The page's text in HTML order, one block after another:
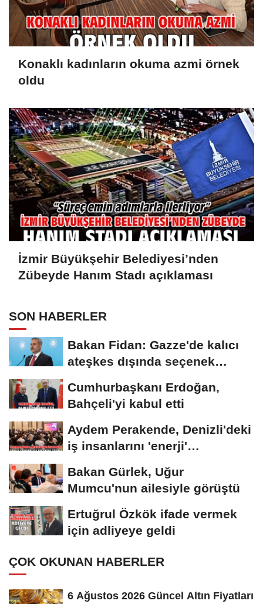
Konaklı kadınların okuma azmi örnek
oldu
İzmir Büyükşehir Belediyesi’nden
Zübeyde Hanım Stadı açıklaması
SON HABERLER
Bakan Fidan: Gazze'de kalıcı
ateşkes dışında seçenek
Cumhurbaşkanı Erdoğan,
Bahçeli'yi kabul etti
Aydem Perakende, Denizli'deki
iş insanlarını 'enerji'
Bakan Gürlek, Uğur
Mumcu'nun ailesiyle görüştü
Ertuğrul Özkök ifade vermek
için adliyeye geldi
ÇOK OKUNAN HABERLER
6 Ağustos 2026 Güncel Altın Fiyatları